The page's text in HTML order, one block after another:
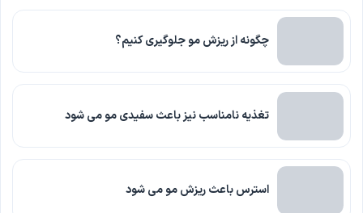
چگونه از ریزش مو جلوگیری کنیم؟
تغذیه نامناسب نیز باعث سفیدی مو می شود
استرس باعث ریزش مو می شود